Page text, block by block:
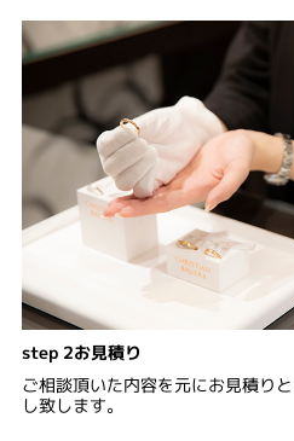
step 2お見積り
ご相談頂いた内容を元にお見積り
し致します。